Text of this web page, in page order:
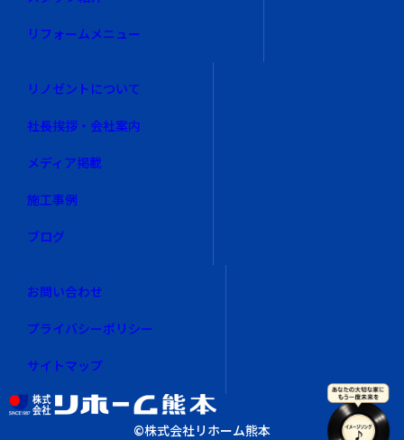
リフォームメニュー
リノゼントについて
社長挨拶・会社案内
メディア掲載
施工事例
ブログ
お問い合わせ
プライバシーポリシー
サイトマップ
©︎株式会社リホーム熊本